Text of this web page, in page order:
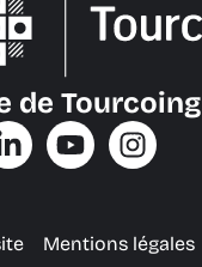
de Tourcoing
Mentions légales